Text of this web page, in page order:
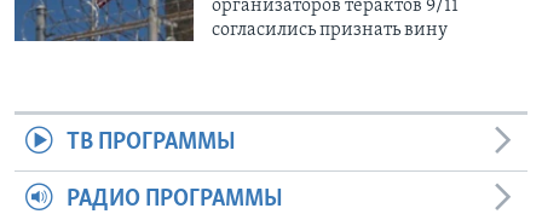
организаторов терактов 9/11
согласились признать вину
ТВ ПРОГРАММЫ
РАДИО ПРОГРАММЫ